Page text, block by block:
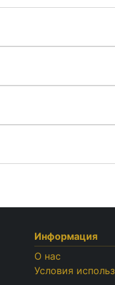
Информация
О нас
Условия